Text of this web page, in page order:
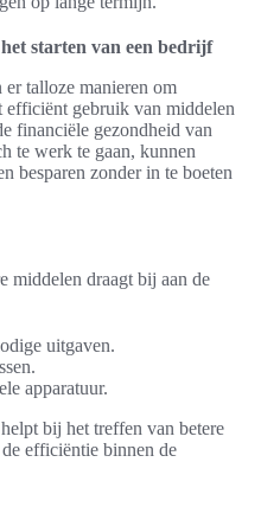
starten van een bedrijf
talloze manieren om
efficiënt gebruik van middelen
financiële gezondheid van
te werk te gaan, kunnen
besparen zonder in te boeten
middelen draagt bij aan de
uitgaven.
apparatuur.
bij het treffen van betere
efficiëntie binnen de